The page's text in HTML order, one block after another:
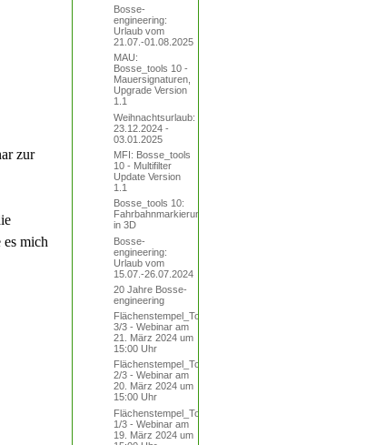
zur
es mich
Bosse-
engineering:
Urlaub vom
21.07.-01.08.2025
MAU:
Bosse_tools 10 -
Mauersignaturen,
Upgrade Version
1.1
Weihnachtsurlaub:
23.12.2024 -
03.01.2025
MFI: Bosse_tools
10 - Multifilter
Update Version
1.1
Bosse_tools 10:
Fahrbahnmarkierungen
in 3D
Bosse-
engineering:
Urlaub vom
15.07.-26.07.2024
20 Jahre Bosse-
engineering
Flächenstempel_Tool
3/3 - Webinar am
21. März 2024 um
15:00 Uhr
Flächenstempel_Tool
2/3 - Webinar am
20. März 2024 um
15:00 Uhr
Flächenstempel_Tool
1/3 - Webinar am
19. März 2024 um